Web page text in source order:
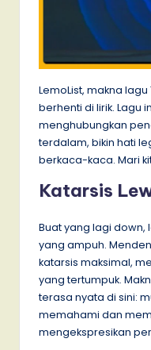
LemoList, makna
berhenti di lirik. Lagu
menghubungkan
terdalam, bikin hati
berkaca-kaca. Mari
Katarsis
Buat yang lagi down,
yang ampuh.
katarsis maksimal,
yang tertumpuk.
terasa nyata di sini:
memahami dan
mengekspresikan